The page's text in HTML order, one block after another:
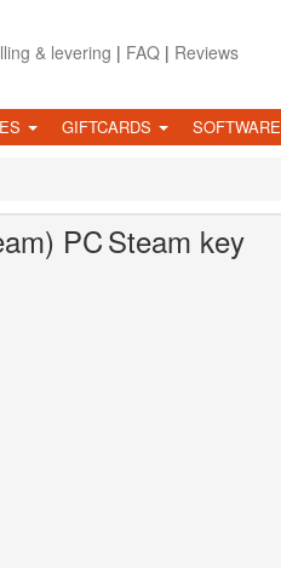
& levering | FAQ| Reviews
GIFTCARDS SOFTWARE
PCSteam key